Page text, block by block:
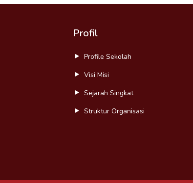
Profil
Profile Sekolah
Visi Misi
Sejarah Singkat
Struktur Organisasi